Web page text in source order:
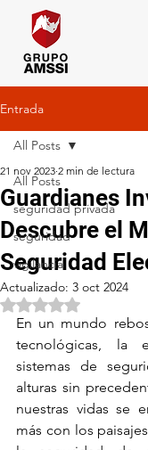
Entrada
All Posts
seguridad privada
seguridad
vigilancia
All Posts
Guardianes
Descubre el
Seguridad
21 nov 2023 2 min de lectura
Actualizado: 3 oct 2024
Obtuvo NaN de 5
En un mundo
tecnológicas, la
sistemas de
alturas sin
nuestras vidas se
más con los